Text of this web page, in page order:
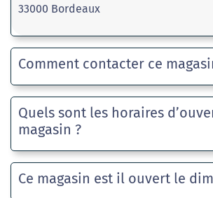
33000 Bordeaux
Comment contacter ce
Quels sont les horaires
magasin ?
Ce magasin est il ouvert le